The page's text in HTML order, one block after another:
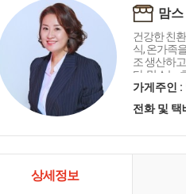
맘스
건강한 친
식, 온가족
조 생산하
다. 맘스는
온 경험과
가족을 위
위해 노력
and
강뿐 아니
가게주인 :
전화 및 택
상세정보